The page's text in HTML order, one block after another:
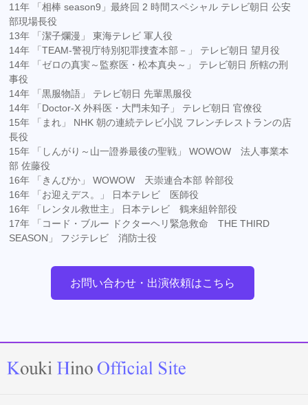
11年 「相棒 season9」最終回 2 時間スペシャル テレビ朝日 公安
部現場長役
13年 「潔子爛漫」 東海テレビ 軍人役
14年 「TEAM-警視庁特別犯罪捜査本部－」 テレビ朝日 望月役
14年 「ゼロの真実～監察医・松本真央～」 テレビ朝日 所轄の刑
事役
14年 「黒服物語」 テレビ朝日 先輩黒服役
14年 「Doctor-X 外科医・大門未知子」 テレビ朝日 官僚役
15年 「まれ」 NHK 朝の連続テレビ小説 フレンチレストランの店
長役
15年 「しんがり～山一證券最後の聖戦」 WOWOW 法人事業本
部 佐藤役
16年 「きんぴか」 WOWOW 天崇連合本部 幹部役
16年 「お迎えデス。」 日本テレビ 医師役
16年 「レンタル救世主」 日本テレビ 鶴来組幹部役
17年 「コード・ブルー ドクターヘリ緊急救命 THE THIRD
SEASON」 フジテレビ 消防士役
お問い合わせ・出演依頼はこちら